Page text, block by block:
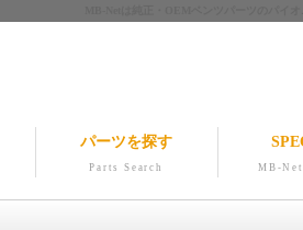
パーツを探す
Parts Search MB-